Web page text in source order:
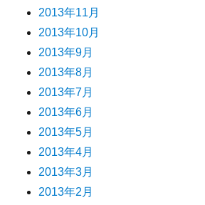
2013年11月
2013年10月
2013年9月
2013年8月
2013年7月
2013年6月
2013年5月
2013年4月
2013年3月
2013年2月